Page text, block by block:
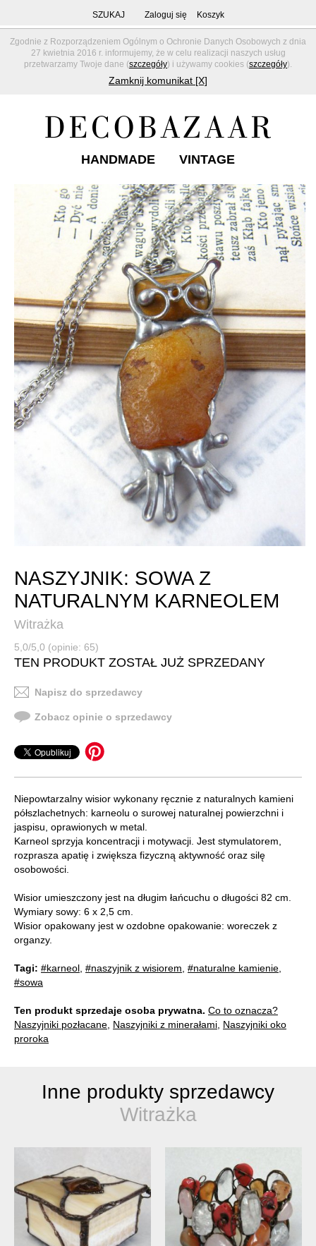
Zgodnie z Rozporządzeniem Ogólnym o Ochronie Danych Osobowych z dnia
27 kwietnia 2016 r. informujemy, że w celu realizacji naszych usług
przetwarzamy Twoje dane (szczegóły) i używamy cookies (szczegóły).
Zamknij komunikat [X]
SZUKAJ Zaloguj się Koszyk
HANDMADE VINTAGE
NASZYJNIK: SOWA Z
NATURALNYM KARNEOLEM
Witrażka
5,0/5,0 (opinie: 65)
TEN PRODUKT ZOSTAŁ JUŻ SPRZEDANY
Napisz do sprzedawcy
Zobacz opinie o sprzedawcy
Niepowtarzalny wisior wykonany ręcznie z naturalnych kamieni
półszlachetnych: karneolu o surowej naturalnej powierzchni i
jaspisu, oprawionych w metal.
Karneol sprzyja koncentracji i motywacji. Jest stymulatorem,
rozprasza apatię i zwiększa fizyczną aktywność oraz silę
osobowości.
Wisior umieszczony jest na długim łańcuchu o długości 82 cm.
Wymiary sowy: 6 x 2,5 cm.
Wisior opakowany jest w ozdobne opakowanie: woreczek z
organzy.
Tagi: #karneol #naszyjnik z wisiorem #naturalne kamienie
#sowa
Ten produkt sprzedaje osoba prywatna. Co to oznacza?
Naszyjniki pozłacane Naszyjniki z minerałami Naszyjniki oko
proroka
Inne produkty sprzedawcy
Witrażka